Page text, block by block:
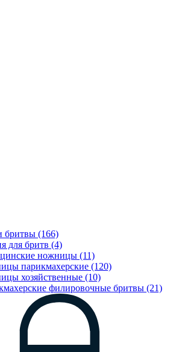
(166)
для бритв (4)
ножницы (11)
парикмахерские (120)
хозяйственные (10)
филировочные бритвы (21)